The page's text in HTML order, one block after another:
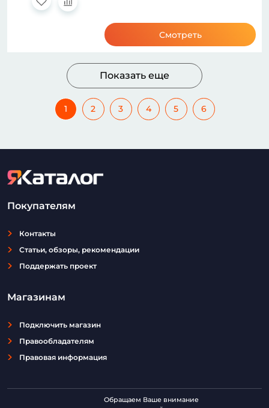
Смотреть
Показать еще
1 2 3 4 5 6
Покупателям
Контакты
Статьи, обзоры, рекомендации
Поддержать проект
Магазинам
Подключить магазин
Правообладателям
Правовая информация
Обращаем Ваше внимание